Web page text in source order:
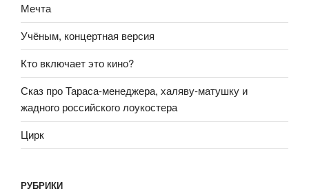
Мечта
Учёным, концертная версия
Кто включает это кино?
Сказ про Тараса-менеджера, халяву-матушку и
жадного российского лоукостера
Цирк
РУБРИКИ